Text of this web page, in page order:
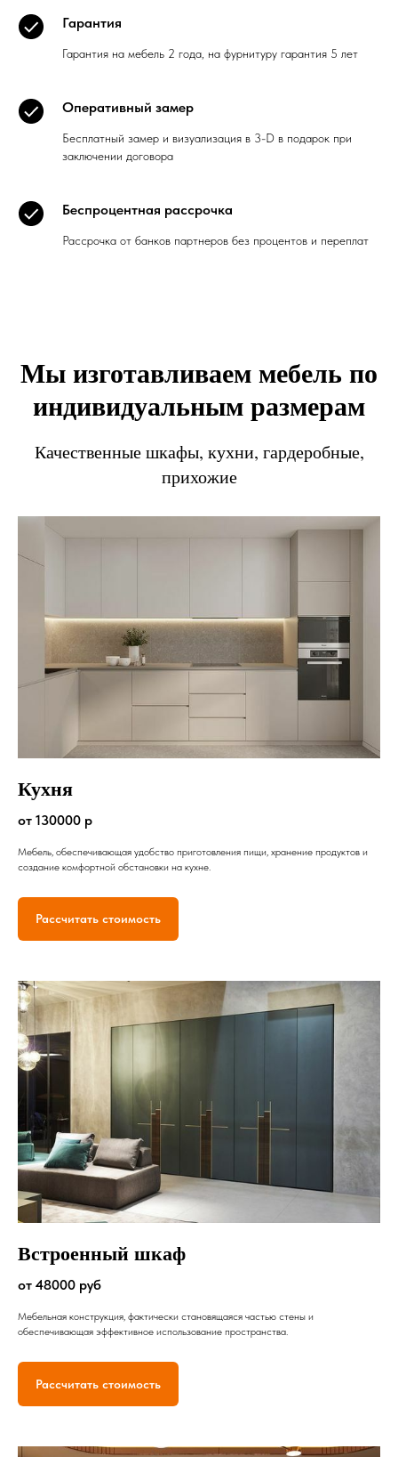
Гарантия
Гарантия на мебель 2 года, на фурнитуру гарантия 5 лет
Оперативный замер
Бесплатный замер и визуализация в 3-D в подарок при
заключении договора
Беспроцентная рассрочка
Рассрочка от банков партнеров без процентов и переплат
Мы изготавливаем мебель по
индивидуальным размерам
Качественные шкафы, кухни, гардеробные,
прихожие
Кухня
от 130000 р
Мебель, обеспечивающая удобство приготовления пищи, хранение продуктов и
создание комфортной обстановки на кухне.
Рассчитать стоимость
Встроенный шкаф
от 48000 руб
Мебельная конструкция, фактически становящаяся частью стены и
обеспечивающая эффективное использование пространства.
Рассчитать стоимость